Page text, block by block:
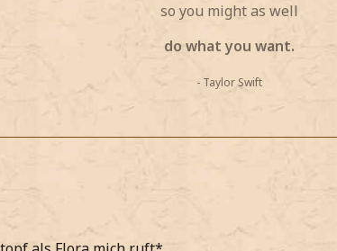
so you might as well
do what you want.
- Taylor Swift